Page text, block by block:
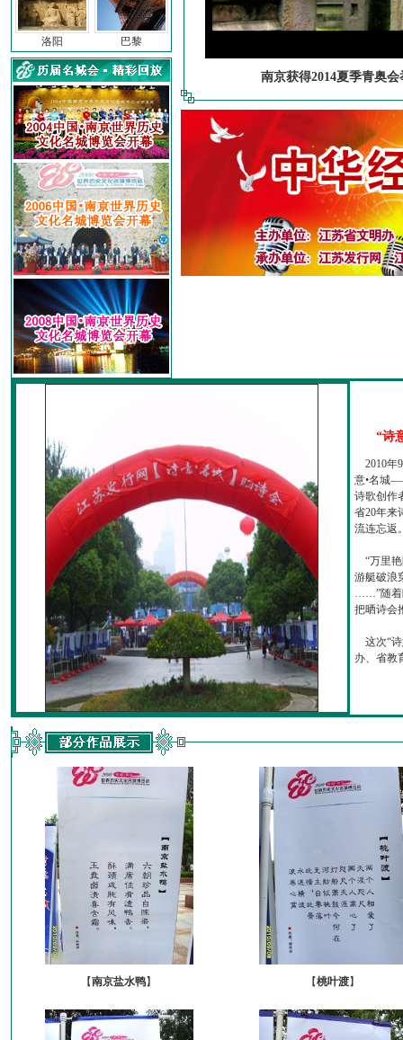
洛阳 巴黎
南京获得2014夏季青奥会
“诗
2010年
意•名城
诗歌创作
省20年来
流连忘返
“万里艳
游艇破浪
……”随着
把晒诗会
这次“诗
办、省教
【南京盐水鸭】 【桃叶渡】